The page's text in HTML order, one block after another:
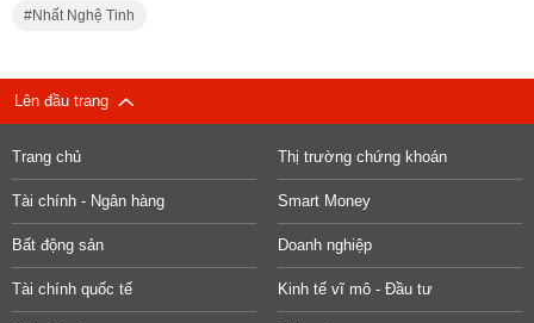
Nhất Nghệ Tinh
Lên đầu trang
Trang chủ Thị trường chứng khoán
Tài chính - Ngân hàng Smart Money
Bất động sản Doanh nghiệp
Tài chính quốc tế Kinh tế vĩ mô - Đầu tư